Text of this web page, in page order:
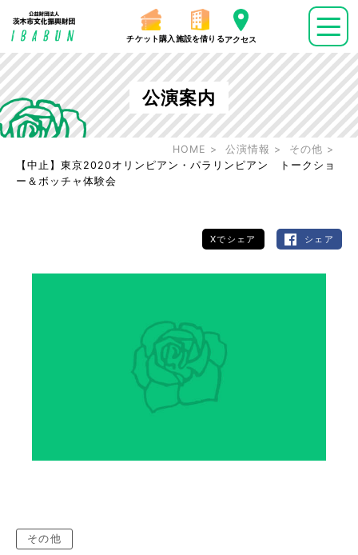
チケット購入 施設を借りるアクセス
公演案内
HOME 公演情報
その他
【中止】東京2020オリンピアン・パラリンピアン トークショ
ー＆ボッチャ体験会
Xでシェア シェア
その他